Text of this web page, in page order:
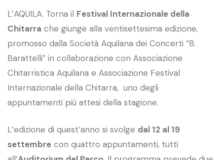
L’AQUILA. Torna il Festival Internazionale della
Chitarra che giunge alla ventisettesima edizione,
promosso dalla Società Aquilana dei Concerti “B.
Barattelli” in collaborazione con Associazione
Chitarristica Aquilana e Associazione Festival
Internazionale della Chitarra, uno degli
appuntamenti più attesi della stagione.
L’edizione di quest’anno si svolge dal 12 al 19
settembre con quattro appuntamenti, tutti